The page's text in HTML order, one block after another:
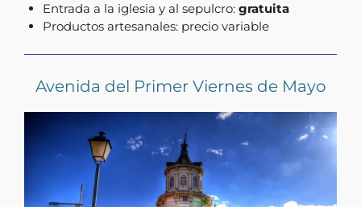
Entrada a la iglesia y al sepulcro: gratuita
Productos artesanales: precio variable
Avenida del Primer Viernes de Mayo